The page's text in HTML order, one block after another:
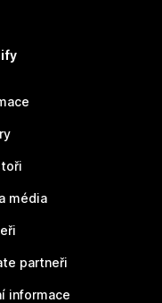
média
partneři
informace